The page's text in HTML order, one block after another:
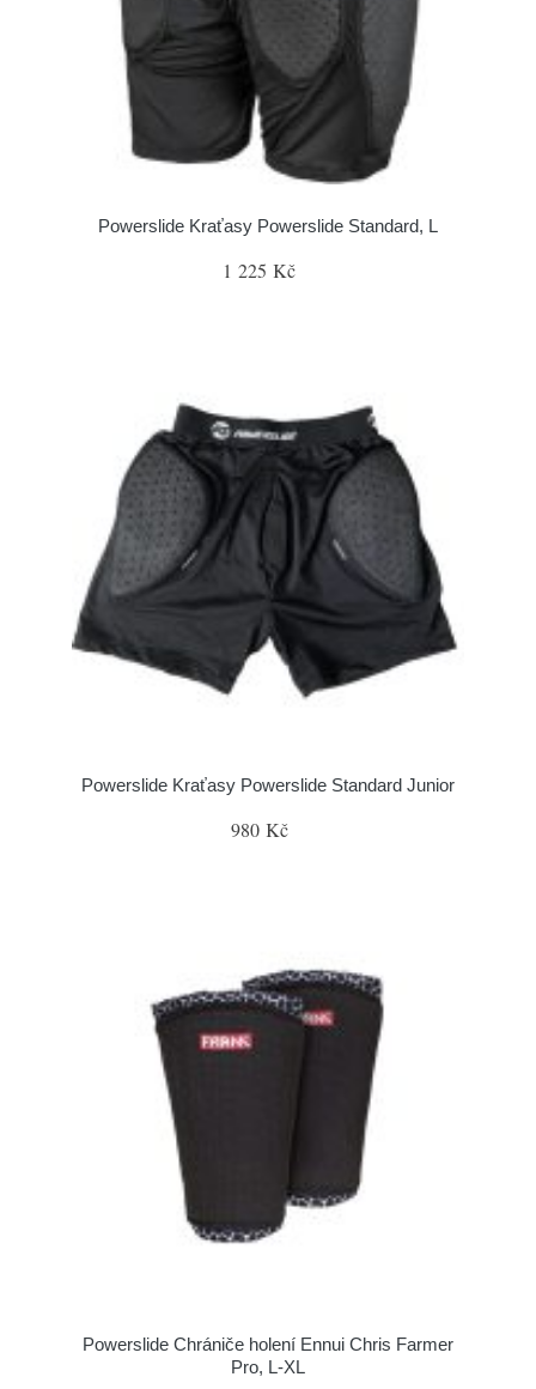
Powerslide Kraťasy Powerslide Standard, L
1 225 Kč
Powerslide Kraťasy Powerslide Standard Junior
980 Kč
Powerslide Chrániče holení Ennui Chris Farmer
Pro, L-XL